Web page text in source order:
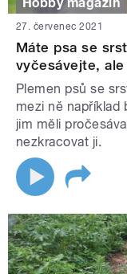
27. červenec 2021
Máte psa se
vyčesávejte,
Plemen psů se
mezi ně například
jim měli
nezkracovat ji.